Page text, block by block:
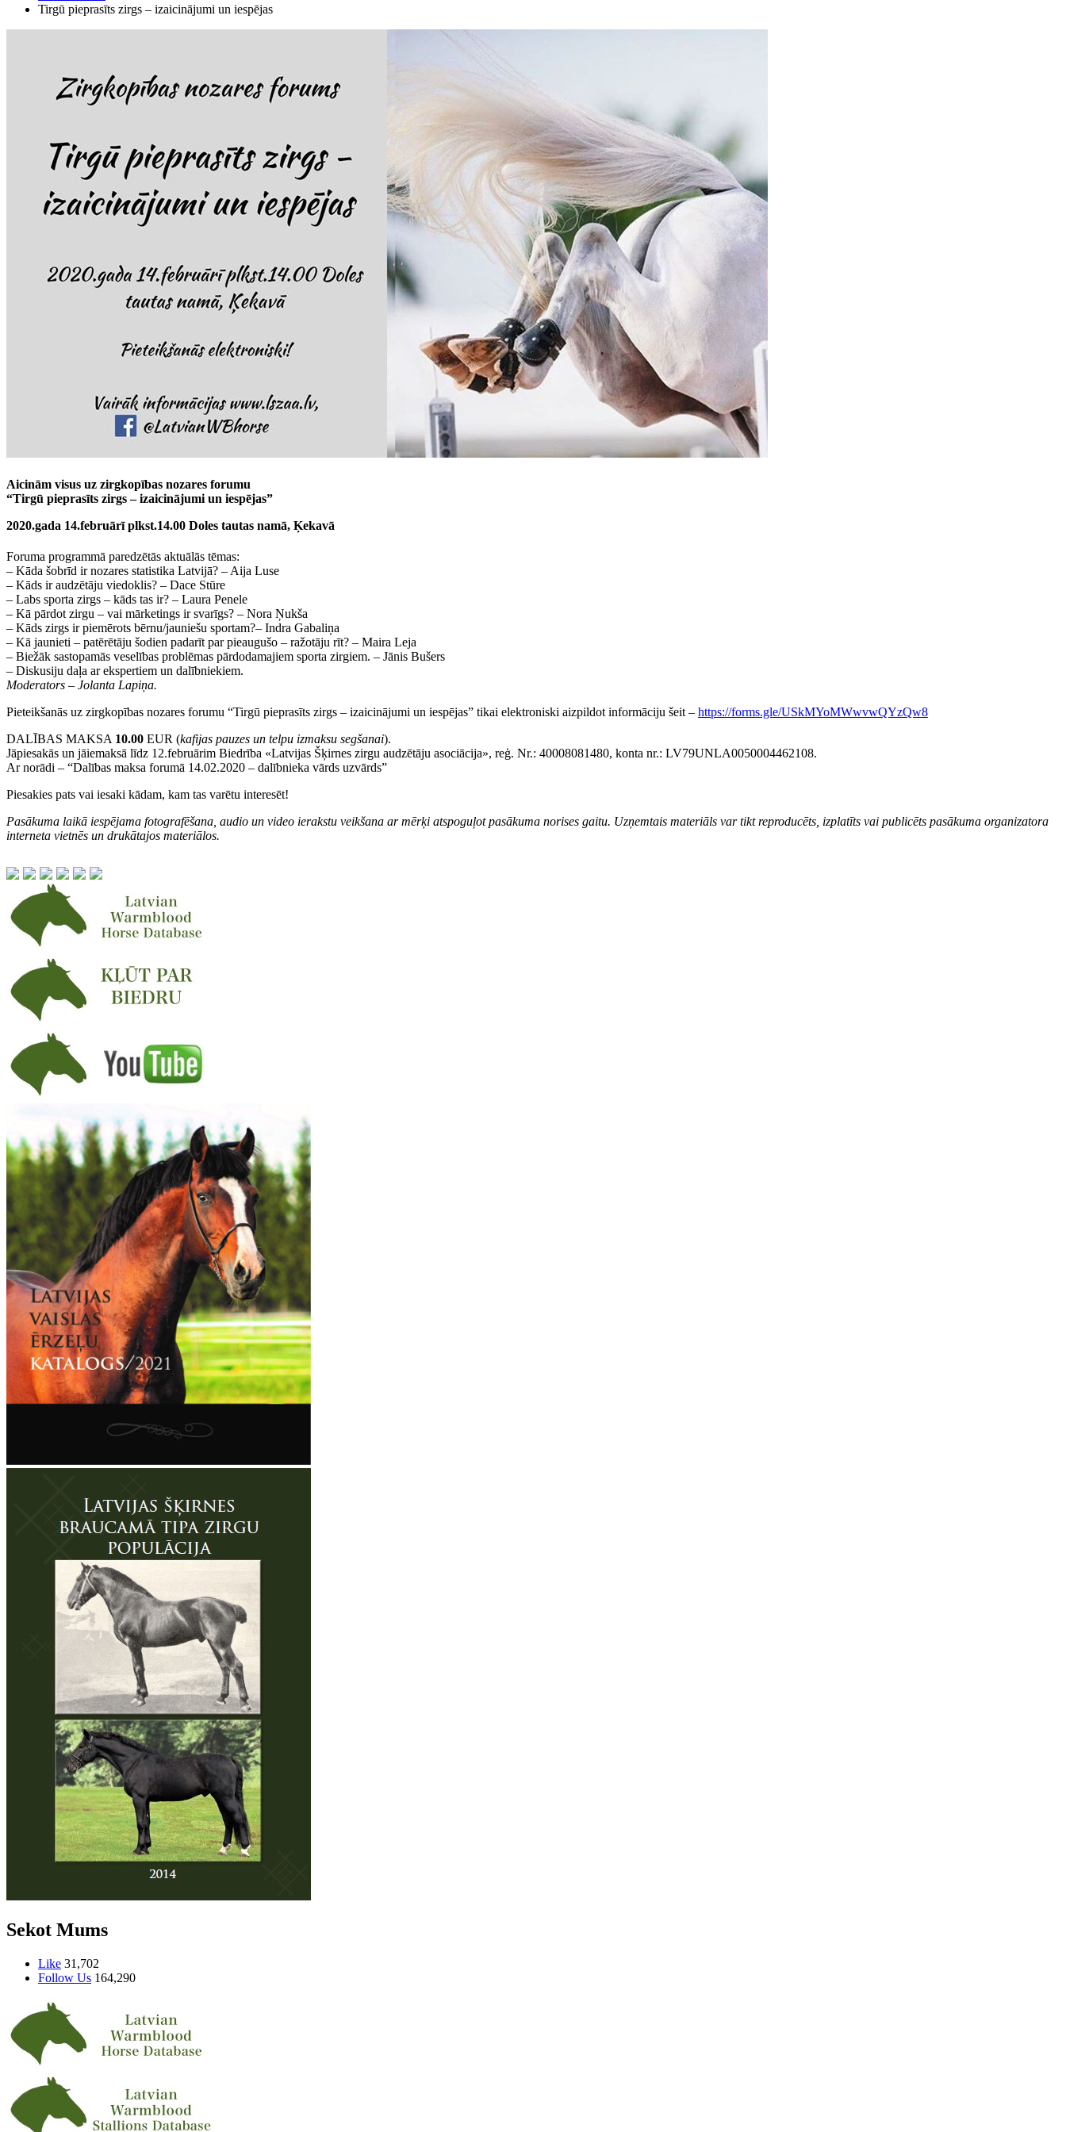
Tirgū pieprasīts zirgs – izaicinājumi un iespējas
Aicinām visus uz zirgkopības nozares forumu
“Tirgū pieprasīts zirgs – izaicinājumi un iespējas”
2020.gada 14.februārī plkst.14.00 Doles tautas namā, Ķekavā
Foruma programmā paredzētās aktuālās tēmas:
– Kāda šobrīd ir nozares statistika Latvijā? – Aija Luse
– Kāds ir audzētāju viedoklis? – Dace Stūre
– Labs sporta zirgs – kāds tas ir? – Laura Penele
– Kā pārdot zirgu – vai mārketings ir svarīgs? – Nora Ņukša
– Kāds zirgs ir piemērots bērnu/jauniešu sportam?– Indra Gabaliņa
– Kā jaunieti – patērētāju šodien padarīt par pieaugušo – ražotāju rīt? – Maira Leja
– Biežāk sastopamās veselības problēmas pārdodamajiem sporta zirgiem. – Jānis Bušers
– Diskusiju daļa ar ekspertiem un dalībniekiem.
Moderators – Jolanta Lapiņa.
Pieteikšanās uz zirgkopības nozares forumu “Tirgū pieprasīts zirgs – izaicinājumi un iespējas” tikai elektroniski aizpildot informāciju šeit – https://forms.gle/USkMYoMWwvwQYzQw8
DALĪBAS MAKSA 10.00 EUR (kafijas pauzes un telpu izmaksu segšanai).
Jāpiesakās un jāiemaksā līdz 12.februārim Biedrība «Latvijas Šķirnes zirgu audzētāju asociācija», reģ. Nr.: 40008081480, konta nr.: LV79UNLA0050004462108.
Ar norādi – “Dalības maksa forumā 14.02.2020 – dalībnieka vārds uzvārds”
Piesakies pats vai iesaki kādam, kam tas varētu interesēt!
Pasākuma laikā iespējama fotografēšana, audio un video ierakstu veikšana ar mērķi atspoguļot pasākuma norises gaitu. Uzņemtais materiāls var tikt reproducēts, izplatīts vai publicēts pasākuma organizatora
interneta vietnēs un drukātajos materiālos.
Sekot Mums
Like 31,702
Follow Us 164,290